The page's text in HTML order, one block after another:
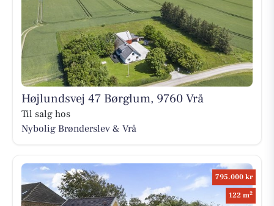
Højlundsvej 47 Børglum, 9760 Vrå
Til salg hos
Nybolig Brønderslev & Vrå
795.000 kr
122 m2